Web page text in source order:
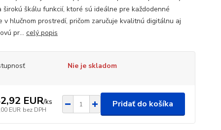
širokú škálu funkcií, ktoré sú ideálne pre každodenné
v hlučnom prostredí, pričom zaručuje kvalitnú digitálnu aj
pr... celý popis
Nie je skladom
EUR/ks
EUR bez DPH
Pridať do košíka